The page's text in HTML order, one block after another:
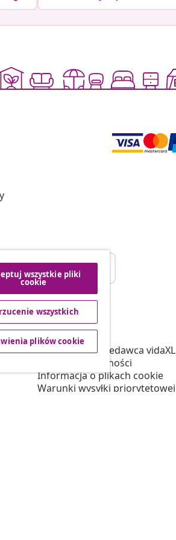
Odstąpienie od umowy
vidaXL
O nas
Regulamin Sprzedawca vidaXL
Polityka prywatności
Informacja o plikach cookie
Warunki wysyłki priorytetowej
wszystkie pliki
cookie
wszystkich
plików cookie